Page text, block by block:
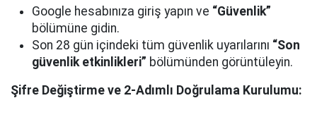
Google hesabınıza giriş yapın ve “Güvenlik”
bölümüne gidin.
Son 28 gün içindeki tüm güvenlik uyarılarını “Son
güvenlik etkinlikleri” bölümünden görüntüleyin.
Şifre Değiştirme ve 2-Adımlı Doğrulama Kurulumu: